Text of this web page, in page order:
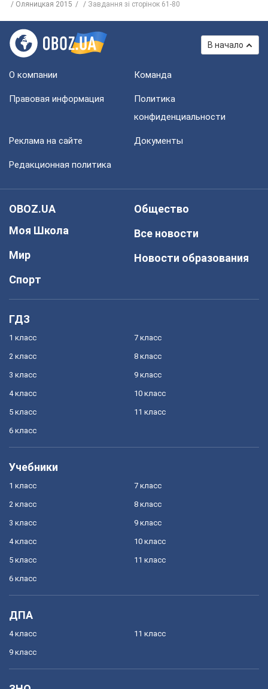
Оляницкая 2015
Завдання зі сторінок 61-80
В начало
О компании Команда
Правовая информация
Политика
конфиденциальности
Реклама на сайте Документы
Редакционная политика
OBOZ.UA
Моя Школа
Мир
Спорт
Общество
Все новости
Новости образования
ГДЗ
1 класс
2 класс
3 класс
4 класс
5 класс
6 класс
7 класс
8 класс
9 класс
10 класс
11 класс
Учебники
1 класс
2 класс
3 класс
4 класс
5 класс
6 класс
7 класс
8 класс
9 класс
10 класс
11 класс
ДПА
4 класс
9 класс
11 класс